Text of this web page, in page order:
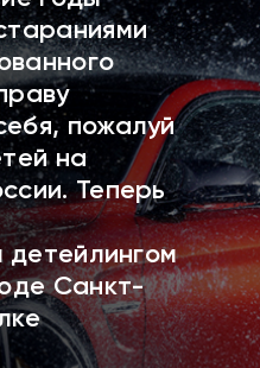
пожалуй
на
Теперь
Санкт-